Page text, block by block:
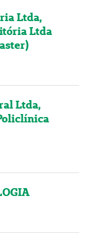
Ltda,
Ltda
Ltda,